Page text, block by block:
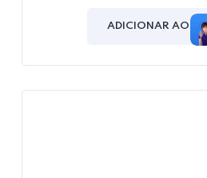
ADICIONAR AO